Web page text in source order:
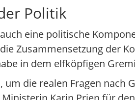
Politik
eine politische
Zusammensetzung der
in dem elfköpfigen
die realen Fragen nach